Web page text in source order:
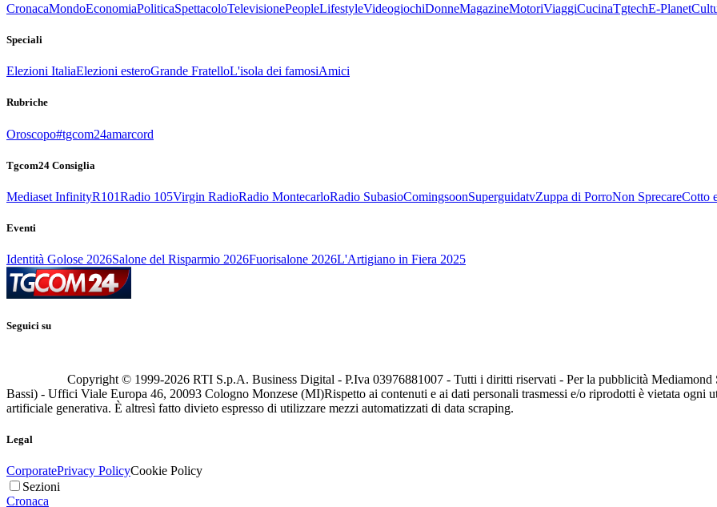
CronacaMondoEconomiaPoliticaSpettacoloTelevisionePeopleLifestyleVideogiochiDonneMagazineMotoriViaggiCucinaTgtechE-Planet
Speciali
Elezioni ItaliaElezioni esteroGrande FratelloL'isola dei famosiAmici
Rubriche
Oroscopo#tgcom24amarcord
Tgcom24 Consiglia
Mediaset InfinityR101Radio 105Virgin RadioRadio MontecarloRadio SubasioComingsoonSuperguidatvZuppa di PorroNon SprecareCotto
Eventi
Identità Golose 2026Salone del Risparmio 2026Fuorisalone 2026L'Artigiano in Fiera 2025
Seguici su
Copyright © 1999-2026 RTI S.p.A. Business Digital - P.Iva 03976881007 - Tutti i diritti riservati - Per la pubblicità
Bassi) - Uffici Viale Europa 46, 20093 Cologno Monzese (MI)Rispetto ai contenuti e ai dati personali trasmessi e/o riprodotti è vietata ogni
artificiale generativa. È altresì fatto divieto espresso di utilizzare mezzi automatizzati di data scraping.
Legal
CorporatePrivacy PolicyCookie Policy
Sezioni
Cronaca